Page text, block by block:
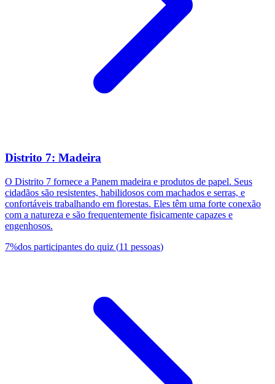
Distrito 7: Madeira
O Distrito 7 fornece a Panem madeira e produtos de papel. Seus
cidadãos são resistentes, habilidosos com machados e serras, e
confortáveis trabalhando em florestas. Eles têm uma forte conexão
com a natureza e são frequentemente fisicamente capazes e
engenhosos.
7%dos participantes do quiz (11 pessoas)